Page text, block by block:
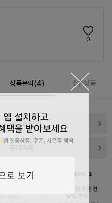
0
상품문의(4) 추천상품